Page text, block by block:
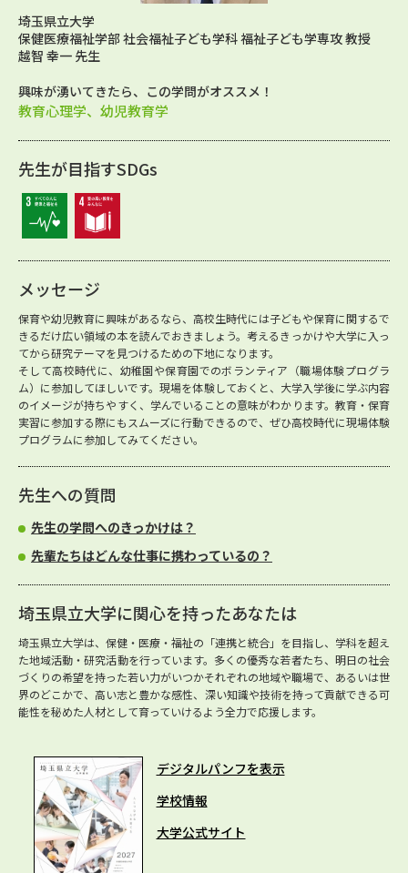
埼玉県立大学
保健医療福祉学部 社会福祉子ども学科 福祉子ども学専攻 教授
越智 幸一 先生
興味が湧いてきたら、この学問がオススメ！
教育心理学、幼児教育学
先生が目指すSDGs
メッセージ
保育や幼児教育に興味があるなら、高校生時代には子どもや保育に関するで
きるだけ広い領域の本を読んでおきましょう。考えるきっかけや大学に入っ
てから研究テーマを見つけるための下地になります。
そして高校時代に、幼稚園や保育園でのボランティア（職場体験プログラ
ム）に参加してほしいです。現場を体験しておくと、大学入学後に学ぶ内容
のイメージが持ちやすく、学んでいることの意味がわかります。教育・保育
実習に参加する際にもスムーズに行動できるので、ぜひ高校時代に現場体験
プログラムに参加してみてください。
先生への質問
先生の学問へのきっかけは？
先輩たちはどんな仕事に携わっているの？
埼玉県立大学に関心を持ったあなたは
埼玉県立大学は、保健・医療・福祉の「連携と統合」を目指し、学科を超え
た地域活動・研究活動を行っています。多くの優秀な若者たち、明日の社会
づくりの希望を持った若い力がいつかそれぞれの地域や職場で、あるいは世
界のどこかで、高い志と豊かな感性、深い知識や技術を持って貢献できる可
能性を秘めた人材として育っていけるよう全力で応援します。
デジタルパンフを表示
学校情報
大学公式サイト